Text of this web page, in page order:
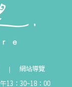
網站導覽
13：30~18：00